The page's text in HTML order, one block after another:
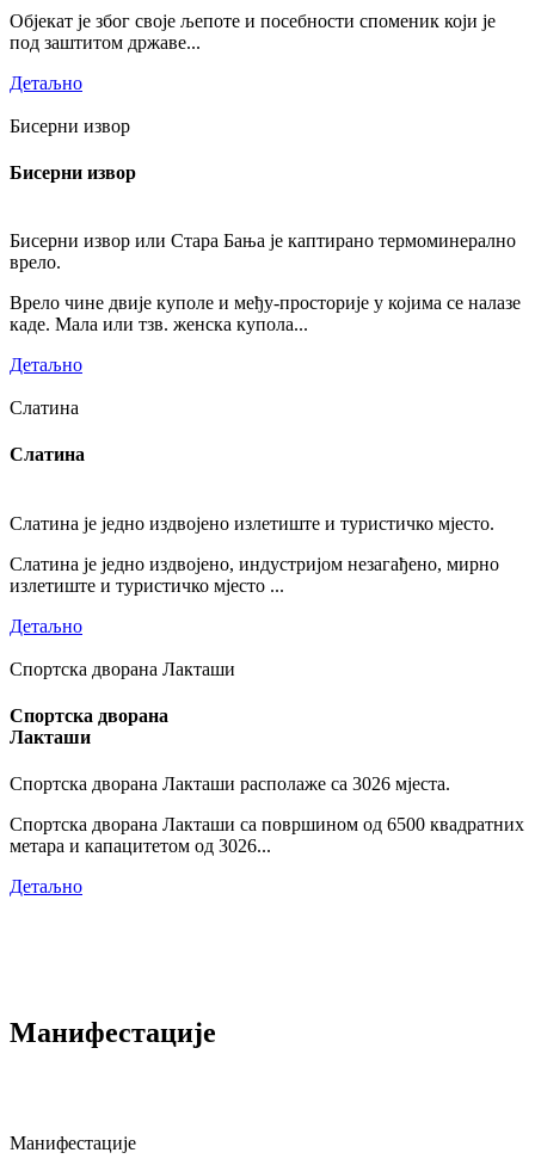
Објекат је због своје љепоте и посебности споменик који је
под заштитом државе...
Детаљно
Бисерни извор
Бисерни извор
Бисерни извор или Стара Бања је каптирано термоминерално
врело.
Врело чине двије куполе и међу-просторије у којима се налазе
каде. Мала или тзв. женска купола...
Детаљно
Слатина
Слатина
Слатина је једно издвојено излетиште и туристичко мјесто.
Слатина је једно издвојено, индустријом незагађено, мирно
излетиште и туристичко мјесто ...
Детаљно
Спортска дворана Лакташи
Спортска дворана
Лакташи
Спортска дворана Лакташи располаже са 3026 мјеста.
Спортска дворана Лакташи са површином од 6500 квадратних
метара и капацитетом од 3026...
Детаљно
Манифестације
Манифестације